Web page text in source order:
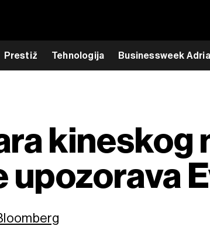
Prestiž Tehnologija Businessweek Adria
kineskog